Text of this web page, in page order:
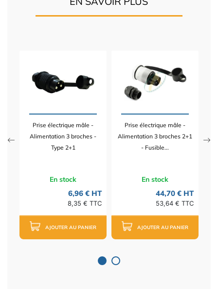
Prise électrique mâle -
Alimentation 3 broches -
Type 2+1
En stock
6,96 € HT
8,35 € TTC
AJOUTER AU PANIER
Prise électrique mâle -
Alimentation 3 broches 2+1
- Fusible...
En stock
44,70 € HT
53,64 € TTC
AJOUTER AU PANIER